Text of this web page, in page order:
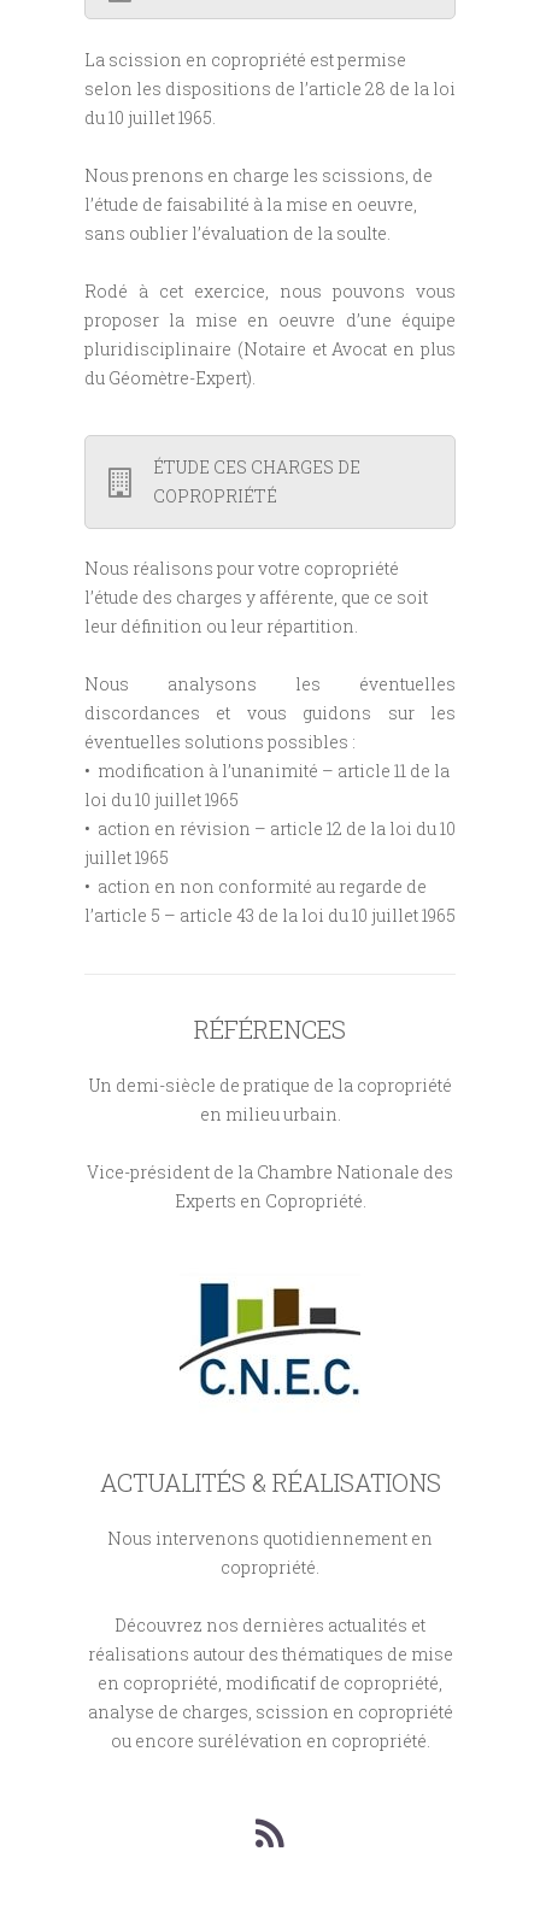
La scission en copropriété est permise
selon les dispositions de l’article 28 de la loi
du 10 juillet 1965.
Nous prenons en charge les scissions, de
l’étude de faisabilité à la mise en oeuvre,
sans oublier l’évaluation de la soulte.
Rodé à cet exercice, nous pouvons vous
proposer la mise en oeuvre d’une équipe
pluridisciplinaire (Notaire et Avocat en plus
du Géomètre-Expert).
ÉTUDE CES CHARGES DE
COPROPRIÉTÉ
Nous réalisons pour votre copropriété
l’étude des charges y afférente, que ce soit
leur définition ou leur répartition.
Nous analysons les éventuelles
discordances et vous guidons sur les
éventuelles solutions possibles :
• modification à l’unanimité – article 11 de la
loi du 10 juillet 1965
• action en révision – article 12 de la loi du 10
juillet 1965
• action en non conformité au regarde de
l’article 5 – article 43 de la loi du 10 juillet 1965
RÉFÉRENCES
Un demi-siècle de pratique de la copropriété
en milieu urbain.
Vice-président de la Chambre Nationale des
Experts en Copropriété.
ACTUALITÉS & RÉALISATIONS
Nous intervenons quotidiennement en
copropriété.
Découvrez nos dernières actualités et
réalisations autour des thématiques de mise
en copropriété, modificatif de copropriété,
analyse de charges, scission en copropriété
ou encore surélévation en copropriété.